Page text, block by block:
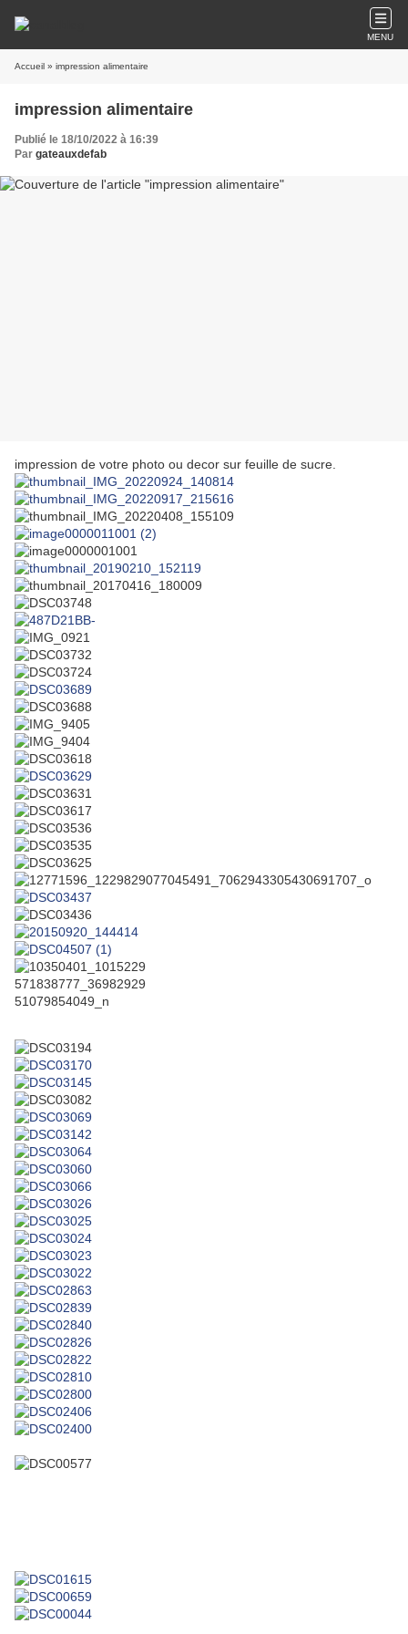
MENU
Accueil » impression alimentaire
impression alimentaire
Publié le 18/10/2022 à 16:39
Par gateauxdefab
impression de votre photo ou decor sur feuille de sucre.